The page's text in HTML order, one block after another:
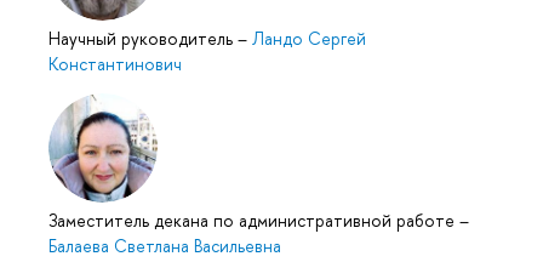
Научный руководитель – Ландо Сергей
Константинович
Заместитель декана по административной работе –
Балаева Светлана Васильевна